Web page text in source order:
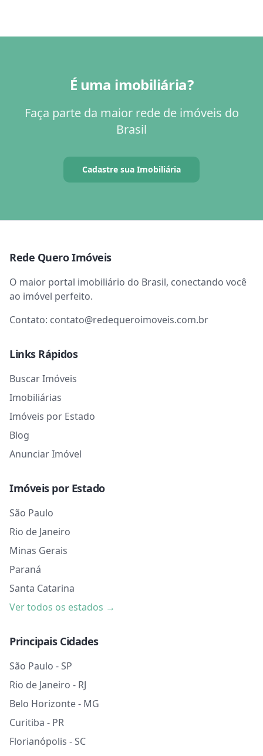
É uma imobiliária?
Faça parte da maior rede de imóveis do
Brasil
Cadastre sua Imobiliária
Rede Quero Imóveis
O maior portal imobiliário do Brasil, conectando você
ao imóvel perfeito.
Contato: contato@redequeroimoveis.com.br
Links Rápidos
Buscar Imóveis
Imobiliárias
Imóveis por Estado
Blog
Anunciar Imóvel
Imóveis por Estado
São Paulo
Rio de Janeiro
Minas Gerais
Paraná
Santa Catarina
Ver todos os estados →
Principais Cidades
São Paulo - SP
Rio de Janeiro - RJ
Belo Horizonte - MG
Curitiba - PR
Florianópolis - SC